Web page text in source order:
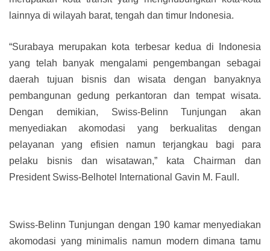
lainnya di wilayah barat, tengah dan timur Indonesia.
“Surabaya merupakan kota terbesar kedua di Indonesia
yang telah banyak mengalami pengembangan sebagai
daerah tujuan bisnis dan wisata dengan banyaknya
pembangunan gedung perkantoran dan tempat wisata.
Dengan demikian, Swiss-Belinn Tunjungan akan
menyediakan akomodasi yang berkualitas dengan
pelayanan yang efisien namun terjangkau bagi para
pelaku bisnis dan wisatawan,” kata Chairman dan
President Swiss-Belhotel International Gavin M. Faull.
Swiss-Belinn Tunjungan dengan 190 kamar menyediakan
akomodasi yang minimalis namun modern dimana tamu